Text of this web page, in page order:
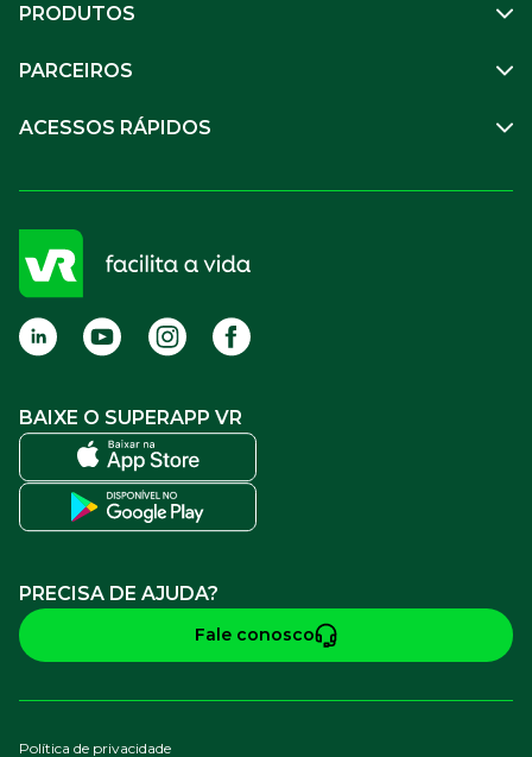
PRODUTOS
Benefícios
Soluções Financeiras
Compre Online
PARCEIROS
Parceiro VR
APP VR Estabelecimentos
ACESSOS RÁPIDOS
Sou empresa
FAQ
Termos de Uso
BAIXE O SUPERAPP VR
PRECISA DE AJUDA?
Fale conosco
Política de privacidade